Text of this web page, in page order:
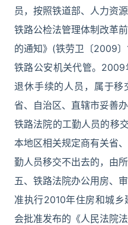
员，按照铁道部、人力资
铁路公检法管理体制改革
的通知》(铁劳卫〔2009
铁路公安机关代管。
退休手续的人员，属于
省、自治区、直辖市妥善办
铁路法院的工勤人员的移
本地区相关规定商有关省
勤人员移交不出去的，由
五、铁路法院办公用房、
准执行2010年住房和城
会批准发布的《人民法院